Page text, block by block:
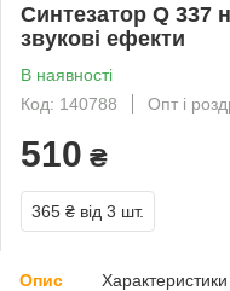
Синтезатор Q 337
звукові ефекти
В наявності
Код: 140788
Опт і
510 ₴
365 ₴ від 3 шт.
Опис Характеристики